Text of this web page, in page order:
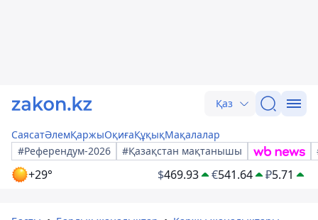
Қаз
СаясатӘлемҚаржыОқиғаҚұқықМақалалар
#Референдум-2026
#Қазақстан мақтанышы
+29° $469.93 €541.64 ₽5.71